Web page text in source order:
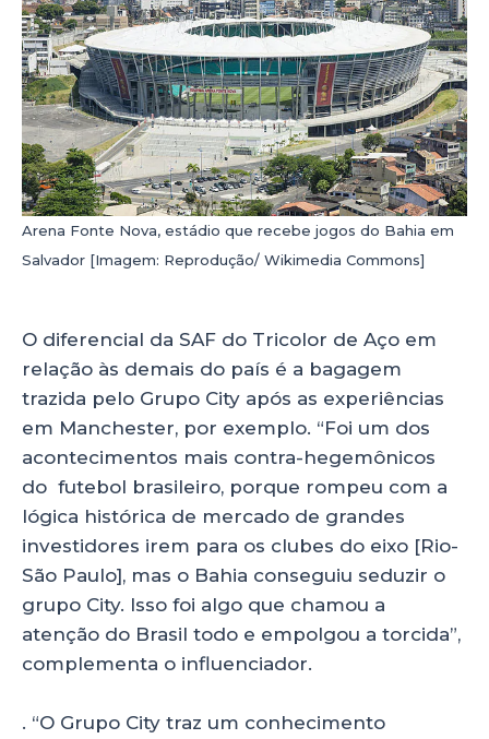
Arena Fonte Nova, estádio que recebe jogos do Bahia em
Salvador [Imagem: Reprodução/ Wikimedia Commons]
O diferencial da SAF do Tricolor de Aço em
relação às demais do país é a bagagem
trazida pelo Grupo City após as experiências
em Manchester, por exemplo. “Foi um dos
acontecimentos mais contra-hegemônicos
do futebol brasileiro, porque rompeu com a
lógica histórica de mercado de grandes
investidores irem para os clubes do eixo [Rio-
São Paulo], mas o Bahia conseguiu seduzir o
grupo City. Isso foi algo que chamou a
atenção do Brasil todo e empolgou a torcida”,
complementa o influenciador.
. “O Grupo City traz um conhecimento